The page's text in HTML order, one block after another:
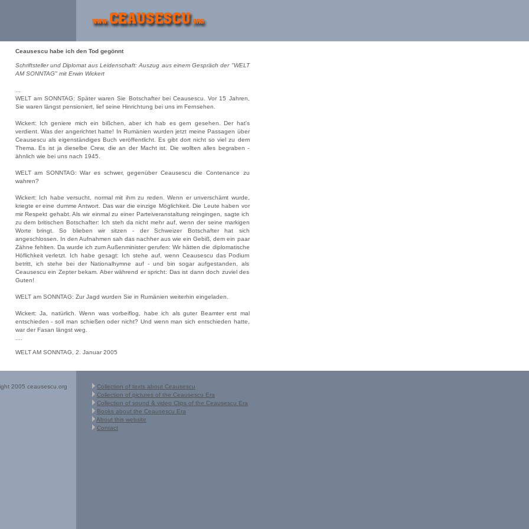
Ceausescu habe ich den Tod gegönnt
Schriftsteller und Diplomat aus Leidenschaft: Auszug aus einem Gespräch der "WELT
AM SONNTAG" mit Erwin Wickert
WELT am SONNTAG: Später waren Sie Botschafter bei Ceausescu. Vor 15 Jahren,
Sie waren längst pensioniert, lief seine Hinrichtung bei uns im Fernsehen.
Wickert: Ich geniere mich ein bißchen, aber ich hab es gern gesehen. Der hat's
verdient. Was der angerichtet hatte! In Rumänien wurden jetzt meine Passagen über
Ceausescu als eigenständiges Buch veröffentlicht. Es gibt dort nicht so viel zu dem
Thema. Es ist ja dieselbe Crew, die an der Macht ist. Die wollten alles begraben -
ähnlich wie bei uns nach 1945.
WELT am SONNTAG: War es schwer, gegenüber Ceausescu die Contenance zu
wahren?
Wickert: Ich habe versucht, normal mit ihm zu reden. Wenn er unverschämt wurde,
kriegte er eine dumme Antwort. Das war die einzige Möglichkeit. Die Leute haben vor
mir Respekt gehabt. Als wir einmal zu einer Parteiveranstaltung reingingen, sagte ich
zu dem britischen Botschafter: Ich steh da nicht mehr auf, wenn der seine markigen
Worte bringt. So blieben wir sitzen - der Schweizer Botschafter hat sich
angeschlossen. In den Aufnahmen sah das nachher aus wie ein Gebiß, dem ein paar
Zähne fehlten. Da wurde ich zum Außenminister gerufen: Wir hätten die diplomatische
Höflichkeit verletzt. Ich habe gesagt: Ich stehe auf, wenn Ceausescu das Podium
betritt, ich stehe bei der Nationalhymne auf - und bin sogar aufgestanden, als
Ceausescu ein Zepter bekam. Aber während er spricht: Das ist dann doch zuviel des
Guten!
WELT am SONNTAG: Zur Jagd wurden Sie in Rumänien weiterhin eingeladen.
Wickert: Ja, natürlich. Wenn was vorbeiflog, habe ich als guter Beamter erst mal
entschieden - soll man schießen oder nicht? Und wenn man sich entschieden hatte,
war der Fasan längst weg.
WELT AM SONNTAG, 2. Januar 2005
2005 ceausescu.org
Collection of texts about Ceausescu
Collection of pictures of the Ceausescu Era
Collection of sound & video Clips of the Ceausescu Era
Books about the Ceausescu Era
About this website
Contact